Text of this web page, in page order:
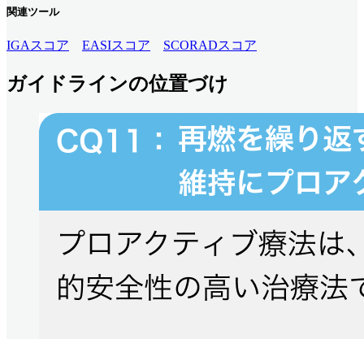
関連ツール
IGAスコア EASIスコア SCORADスコア
ガイドラインの位置づけ